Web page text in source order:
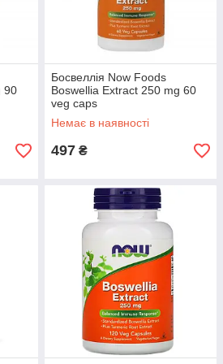
90
Босвеллія Now Foods
Boswellia Extract 250 mg 60
veg caps
Немає в наявності
497 ₴